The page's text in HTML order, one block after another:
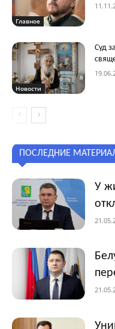
Главное
Новости
Суд
ПОСЛЕДНИЕ
У